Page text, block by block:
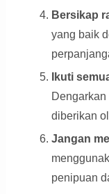
Bersikap
yang baik
Ikuti
diberikan
Jangan
penipuan